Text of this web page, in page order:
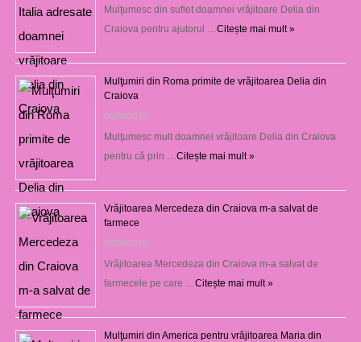
Mulţumesc din suflet doamnei vrăjitoare Delia din
Craiova pentru ajutorul … Citește mai mult »
Mulţumiri din Roma primite de vrăjitoarea Delia din
Craiova
06/08/2026
Mulţumesc mult doamnei vrăjitoare Delia din Craiova
pentru că prin … Citește mai mult »
Vrăjitoarea Mercedeza din Craiova m-a salvat de
farmece
06/08/2026
Vrăjitoarea Mercedeza din Craiova m-a salvat de
farmecele pe care … Citește mai mult »
Mulţumiri din America pentru vrăjitoarea Maria din